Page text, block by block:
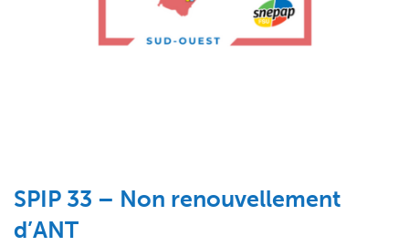
SPIP 33 – Non renouvellement
d’ANT